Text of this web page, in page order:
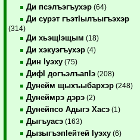
Ди псэлъэгъухэр (64)
Ди сурэт гъэтIылъыгъэхэр
(314)
Ди хьэщIэщым (18)
Ди хэкуэгъухэр (4)
Дин Iуэху (75)
ДифI догъэлъапIэ (208)
Дунейм щыхъыбархэр (248)
Дунеймрэ дэрэ (2)
Дунейпсо Адыгэ Хасэ (1)
Дыгъуасэ (163)
ДызыгъэпIейтей Iуэху (6)